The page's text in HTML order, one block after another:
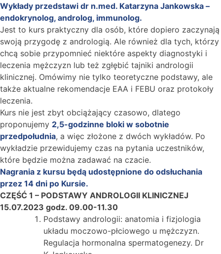
Wykłady przedstawi dr n.med. Katarzyna Jankowska –
endokrynolog, androlog, immunolog.
Jest to kurs praktyczny dla osób, które dopiero zaczynają
swoją przygodę z andrologią. Ale również dla tych, którzy
chcą sobie przypomnieć niektóre aspekty diagnostyki i
leczenia mężczyzn lub też zgłębić tajniki andrologii
klinicznej. Omówimy nie tylko teoretyczne podstawy, ale
także aktualne rekomendacje EAA i FEBU oraz protokoły
leczenia.
Kurs nie jest zbyt obciążający czasowo, dlatego
proponujemy 2,5-godzinne bloki w sobotnie
przedpołudnia, a więc złożone z dwóch wykładów. Po
wykładzie przewidujemy czas na pytania uczestników,
które będzie można zadawać na czacie.
Nagrania z kursu będą udostępnione do odsłuchania
przez 14 dni po Kursie.
CZĘŚĆ 1 – PODSTAWY ANDROLOGII KLINICZNEJ
15.07.2023 godz. 09.00-11.30
Podstawy andrologii: anatomia i fizjologia
układu moczowo-płciowego u mężczyzn.
Regulacja hormonalna spermatogenezy. Dr